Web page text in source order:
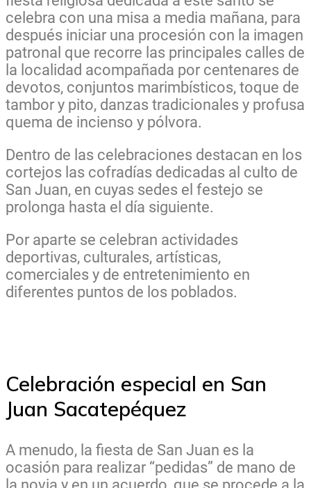
celebra con una misa a media mañana, para
después iniciar una procesión con la imagen
patronal que recorre las principales calles de
la localidad acompañada por centenares de
devotos, conjuntos marimbísticos, toque de
tambor y pito, danzas tradicionales y profusa
quema de incienso y pólvora.
Dentro de las celebraciones destacan en los
cortejos las cofradías dedicadas al culto de
San Juan, en cuyas sedes el festejo se
prolonga hasta el día siguiente.
Por aparte se celebran actividades
deportivas, culturales, artísticas,
comerciales y de entretenimiento en
diferentes puntos de los poblados.
Celebración especial en San
Juan Sacatepéquez
A menudo, la fiesta de San Juan es la
ocasión para realizar “pedidas” de mano de
la novia y en un acuerdo, que se procede a la